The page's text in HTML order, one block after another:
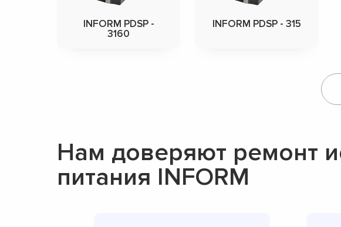
INFORM PDSP -
3160
INFORM PDSP - 315
Нам доверяют ремонт
питания INFORM